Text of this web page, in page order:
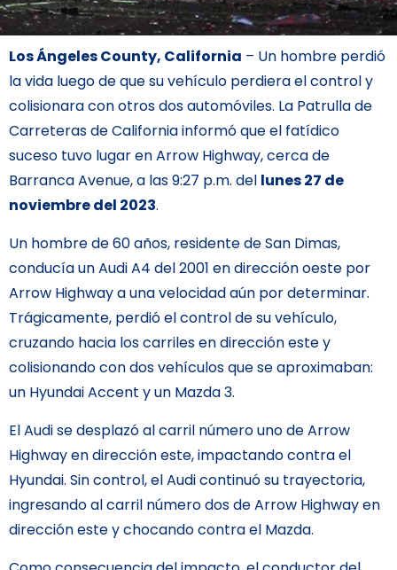
Los Ángeles County, California – Un hombre perdió
la vida luego de que su vehículo perdiera el control y
colisionara con otros dos automóviles. La Patrulla de
Carreteras de California informó que el fatídico
suceso tuvo lugar en Arrow Highway, cerca de
Barranca Avenue, a las 9:27 p.m. del lunes 27 de
noviembre del 2023.
Un hombre de 60 años, residente de San Dimas,
conducía un Audi A4 del 2001 en dirección oeste por
Arrow Highway a una velocidad aún por determinar.
Trágicamente, perdió el control de su vehículo,
cruzando hacia los carriles en dirección este y
colisionando con dos vehículos que se aproximaban:
un Hyundai Accent y un Mazda 3.
El Audi se desplazó al carril número uno de Arrow
Highway en dirección este, impactando contra el
Hyundai. Sin control, el Audi continuó su trayectoria,
ingresando al carril número dos de Arrow Highway en
dirección este y chocando contra el Mazda.